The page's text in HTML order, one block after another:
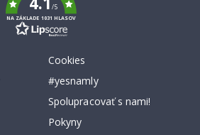
/5
NA ZÁKLADE 1031 HLASOV
Cookies
#yesnamly
Spolupracovať s nami!
Pokyny